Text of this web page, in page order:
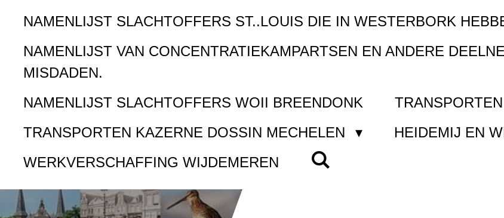
NAMENLIJST SLACHTOFFERS ST..LOUIS DIE IN WESTERBORK
NAMENLIJST VAN CONCENTRATIEKAMPARTSEN EN ANDERE
MISDADEN.
NAMENLIJST SLACHTOFFERS WOII BREENDONK
TRANSPORTEN KAZERNE DOSSIN MECHELEN
HEIDEMIJ EN
WERKVERSCHAFFING WIJDEMEREN